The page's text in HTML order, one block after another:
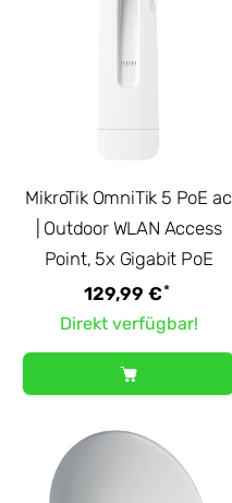
MikroTik OmniTik 5 PoE ac
| Outdoor WLAN Access
Point, 5x Gigabit PoE
129,99 €*
Direkt verfügbar!